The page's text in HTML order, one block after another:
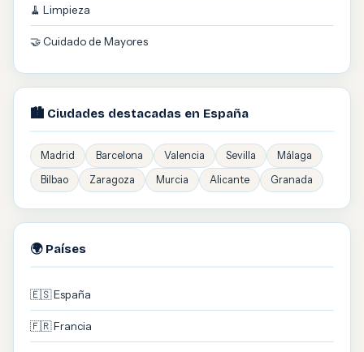
🧹 Limpieza
🤝 Cuidado de Mayores
🏙️ Ciudades destacadas en España
Madrid Barcelona Valencia Sevilla
Málaga
Bilbao
Zaragoza Murcia Alicante Granada
🌍 Países
🇪🇸 España
🇫🇷 Francia